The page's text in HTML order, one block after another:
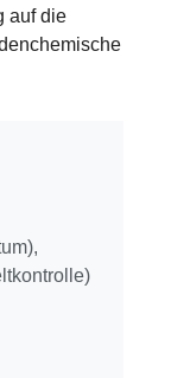
auf die